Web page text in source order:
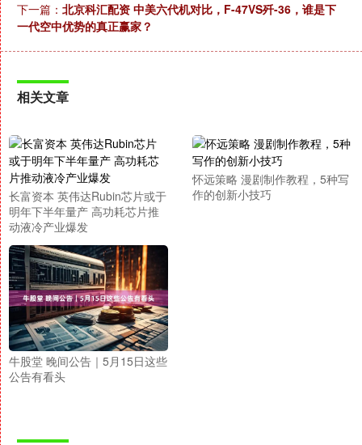
下一篇： 北京科汇配资 中美六代机对比，F-47VS歼-36，谁是下
一代空中优势的真正赢家？
相关文章
长富资本 英伟达Rubin芯片或于
明年下半年量产 高功耗芯片推
动液冷产业爆发
怀远策略 漫剧制作教程，5种写
作的创新小技巧
牛股堂 晚间公告｜5月15日这些
公告有看头